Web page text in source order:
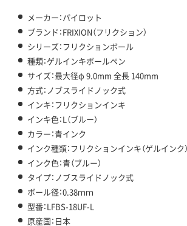
メーカー：パイロット
ブランド：FRIXION（フリクション）
シリーズ：フリクションボール
種類：ゲルインキボールペン
サイズ：最大径φ 9.0mm 全長 140mm
方式：ノブスライドノック式
インキ：フリクションインキ
インキ色：L（ブルー）
カラー：青インク
インク種類：フリクションインキ（ゲルインク）
インク色：青（ブルー）
タイプ：ノブスライドノック式
ボール径：0.38ｍｍ
型番：LFBS-18UF-L
原産国：日本